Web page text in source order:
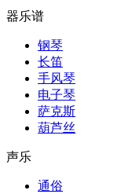
器乐谱
钢琴
长笛
手风琴
电子琴
萨克斯
葫芦丝
声乐
通俗